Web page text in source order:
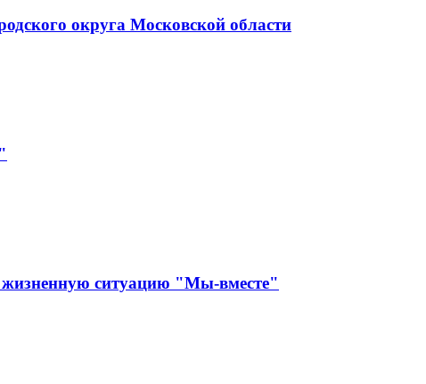
округа Московской области
ситуацию "Мы-вместе"